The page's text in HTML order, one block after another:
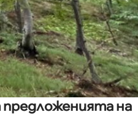
на